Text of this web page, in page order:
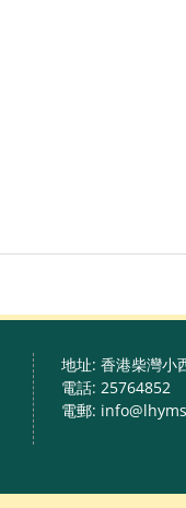
地址: 香港柴灣小
電話: 25764852
電郵: